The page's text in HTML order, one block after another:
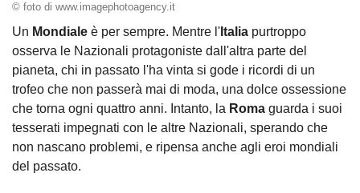
© foto di www.imagephotoagency.it
Un Mondiale è per sempre. Mentre l' Italia purtroppo
osserva le Nazionali protagoniste dall'altra parte del
pianeta, chi in passato l'ha vinta si gode i ricordi di un
trofeo che non passerà mai di moda, una dolce ossessione
che torna ogni quattro anni. Intanto, la Roma guarda i suoi
tesserati impegnati con le altre Nazionali, sperando che
non nascano problemi, e ripensa anche agli eroi mondiali
del passato.